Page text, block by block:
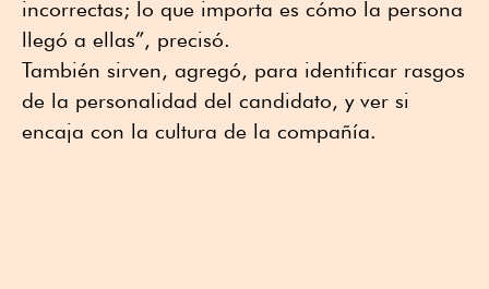
incorrectas; lo que importa es cómo la persona
llegó a ellas”, precisó.
También sirven, agregó, para identificar rasgos
de la personalidad del candidato, y ver si
encaja con la cultura de la compañía.